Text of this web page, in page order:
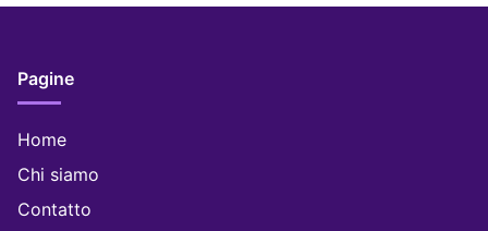
Pagine
Home
Chi siamo
Contatto